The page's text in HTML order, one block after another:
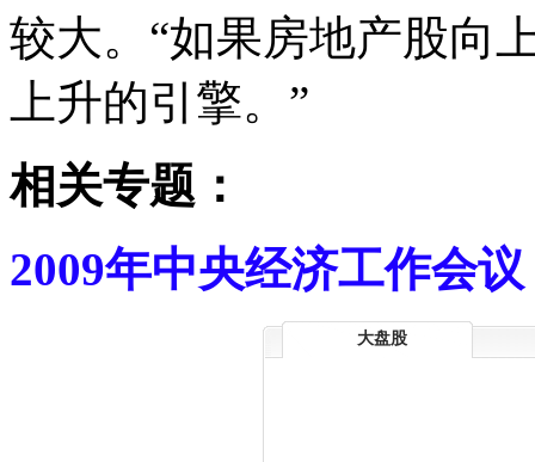
较大。“如果房地产股向
上升的引擎。”
相关专题：
2009年中央经济工作会议
大盘股